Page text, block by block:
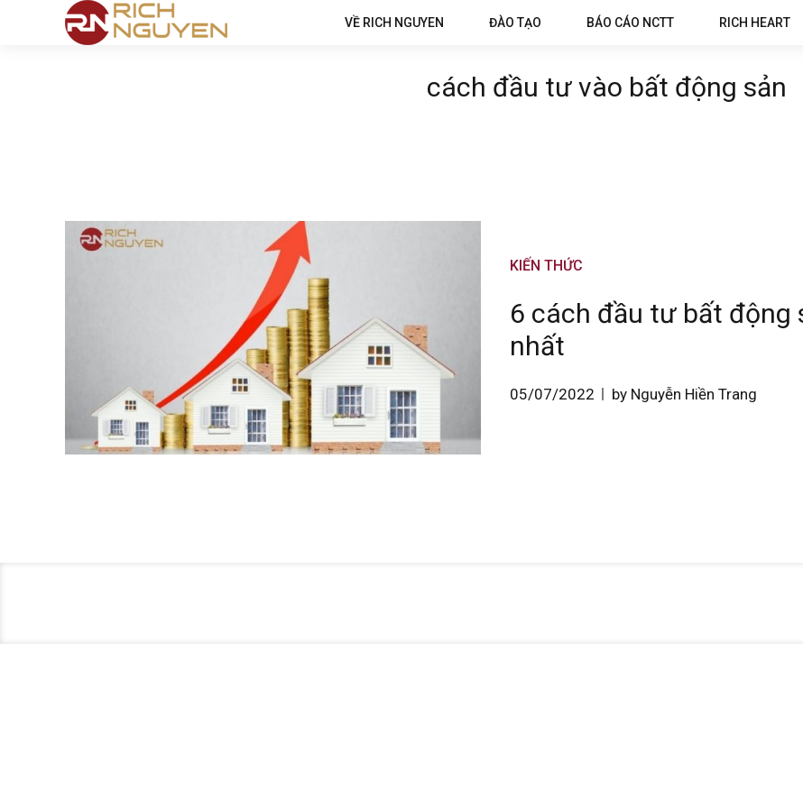
VỀ RICH NGUYEN ĐÀO TẠO BÁO CÁO NCTT RICH HEART
cách đầu tư vào bất động sản
KIẾN THỨC
6 cách đầu tư bất động
nhất
05/07/2022 by Nguyễn Hiền Trang